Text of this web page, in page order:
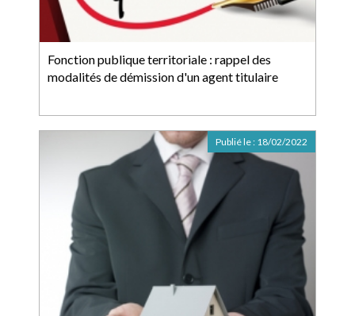
Fonction publique territoriale : rappel des
modalités de démission d'un agent titulaire
Publié le : 18/02/2022